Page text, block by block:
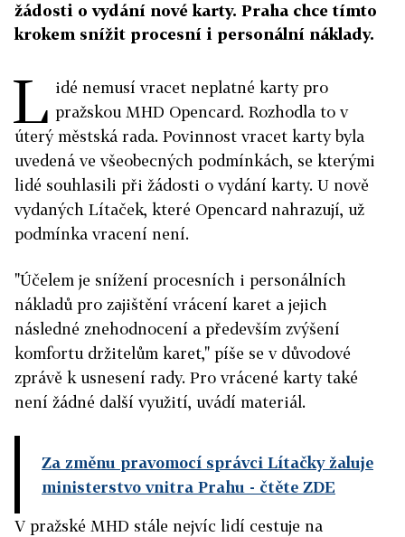
žádosti o vydání nové karty. Praha chce tímto
krokem snížit procesní i personální náklady.
L idé nemusí vracet neplatné karty pro
pražskou MHD Opencard. Rozhodla to v
úterý městská rada. Povinnost vracet karty byla
uvedená ve všeobecných podmínkách, se kterými
lidé souhlasili při žádosti o vydání karty. U nově
vydaných Lítaček, které Opencard nahrazují, už
podmínka vracení není.
"Účelem je snížení procesních i personálních
nákladů pro zajištění vrácení karet a jejich
následné znehodnocení a především zvýšení
komfortu držitelům karet," píše se v důvodové
zprávě k usnesení rady. Pro vrácené karty také
není žádné další využití, uvádí materiál.
Za změnu pravomocí správci Lítačky žaluje
ministerstvo vnitra Prahu - čtěte ZDE
V pražské MHD stále nejvíc lidí cestuje na